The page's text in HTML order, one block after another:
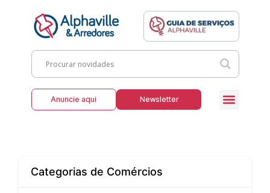
Anuncie aqui Newsletter
Categorias de Comércios